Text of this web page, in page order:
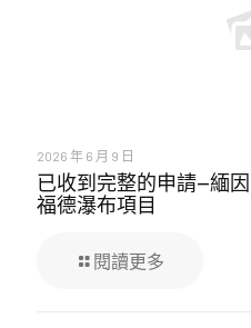
2026 年 6 月 9 日
已收到完整的申請—緬
福德瀑布項目
閱讀更多